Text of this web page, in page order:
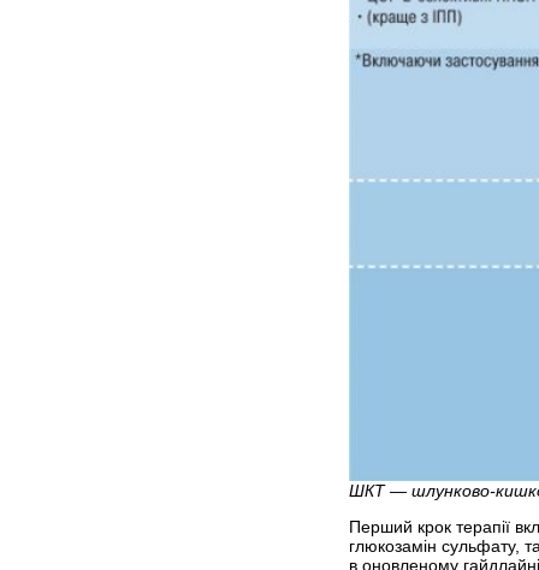
ШКТ — шлунково-
Перший крок терапії
глюкозамін сульфату,
в оновленому